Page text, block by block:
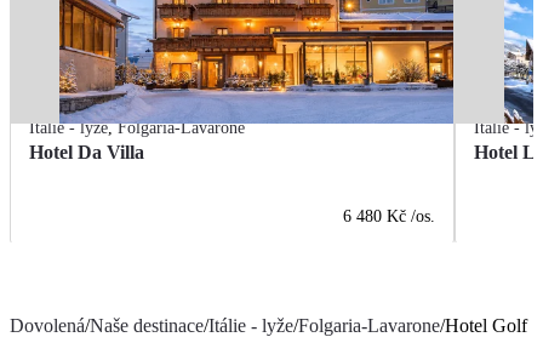
Itálie - lyže,Folgaria-Lavarone
Hotel Da Villa
6 480 Kč /os.
Itálie -
Hotel
Dovolená/Naše destinace/Itálie - lyže/Folgaria-Lavarone/Hotel Golf